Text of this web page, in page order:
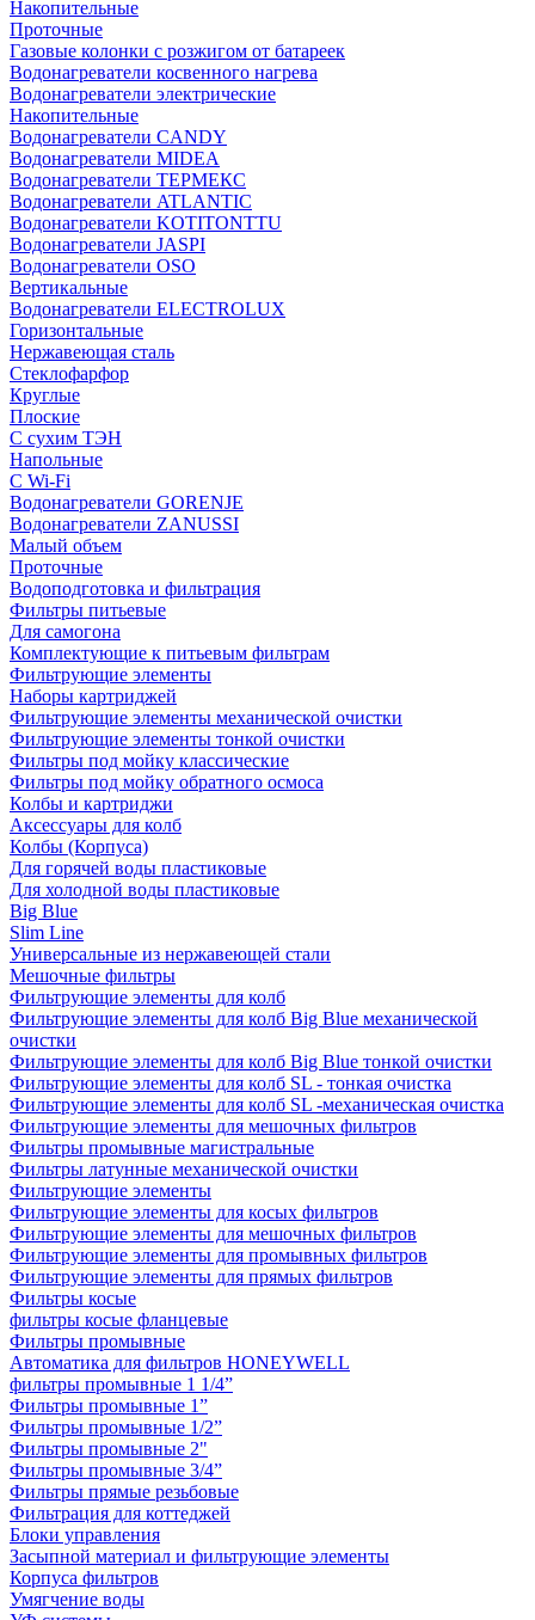
Накопительные
Проточные
Газовые колонки с розжигом от батареек
Водонагреватели косвенного нагрева
Водонагреватели электрические
Накопительные
Водонагреватели CANDY
Водонагреватели MIDEA
Водонагреватели ТЕРМЕКС
Водонагреватели ATLANTIC
Водонагреватели KOTITONTTU
Водонагреватели JASPI
Водонагреватели OSO
Вертикальные
Водонагреватели ELECTROLUX
Горизонтальные
Нержавеющая сталь
Стеклофарфор
Круглые
Плоские
С сухим ТЭН
Напольные
С Wi-Fi
Водонагреватели GORENJE
Водонагреватели ZANUSSI
Малый объем
Проточные
Водоподготовка и фильтрация
Фильтры питьевые
Для самогона
Комплектующие к питьевым фильтрам
Фильтрующие элементы
Наборы картриджей
Фильтрующие элементы механической очистки
Фильтрующие элементы тонкой очистки
Фильтры под мойку классические
Фильтры под мойку обратного осмоса
Колбы и картриджи
Аксессуары для колб
Колбы (Корпуса)
Для горячей воды пластиковые
Для холодной воды пластиковые
Big Blue
Slim Line
Универсальные из нержавеющей стали
Мешочные фильтры
Фильтрующие элементы для колб
Фильтрующие элементы для колб Big Blue механической
очистки
Фильтрующие элементы для колб Big Blue тонкой очистки
Фильтрующие элементы для колб SL - тонкая очистка
Фильтрующие элементы для колб SL -механическая очистка
Фильтрующие элементы для мешочных фильтров
Фильтры промывные магистральные
Фильтры латунные механической очистки
Фильтрующие элементы
Фильтрующие элементы для косых фильтров
Фильтрующие элементы для мешочных фильтров
Фильтрующие элементы для промывных фильтров
Фильтрующие элементы для прямых фильтров
Фильтры косые
фильтры косые фланцевые
Фильтры промывные
Автоматика для фильтров HONEYWELL
фильтры промывные 1 1/4”
Фильтры промывные 1”
Фильтры промывные 1/2”
Фильтры промывные 2"
Фильтры промывные 3/4”
Фильтры прямые резьбовые
Фильтрация для коттеджей
Блоки управления
Засыпной материал и фильтрующие элементы
Корпуса фильтров
Умягчение воды